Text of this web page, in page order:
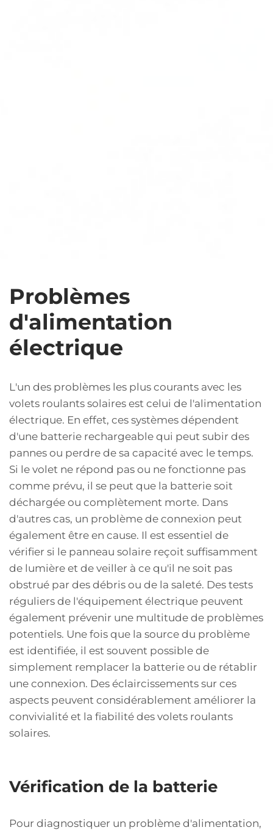
Problèmes
d'alimentation
électrique
L'un des problèmes les plus courants avec les
volets roulants solaires est celui de l'alimentation
électrique. En effet, ces systèmes dépendent
d'une batterie rechargeable qui peut subir des
pannes ou perdre de sa capacité avec le temps.
Si le volet ne répond pas ou ne fonctionne pas
comme prévu, il se peut que la batterie soit
déchargée ou complètement morte. Dans
d'autres cas, un problème de connexion peut
également être en cause. Il est essentiel de
vérifier si le panneau solaire reçoit suffisamment
de lumière et de veiller à ce qu'il ne soit pas
obstrué par des débris ou de la saleté. Des tests
réguliers de l'équipement électrique peuvent
également prévenir une multitude de problèmes
potentiels. Une fois que la source du problème
est identifiée, il est souvent possible de
simplement remplacer la batterie ou de rétablir
une connexion. Des éclaircissements sur ces
aspects peuvent considérablement améliorer la
convivialité et la fiabilité des volets roulants
solaires.
Vérification de la batterie
Pour diagnostiquer un problème d'alimentation,